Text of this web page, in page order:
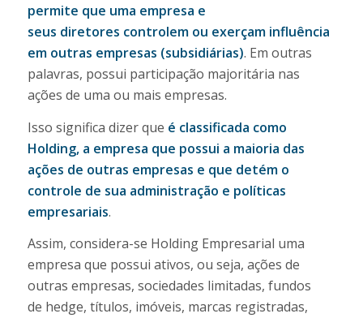
permite que uma empresa e
seus diretores controlem ou exerçam influência
em outras empresas (subsidiárias). Em outras
palavras, possui participação majoritária nas
ações de uma ou mais empresas.
Isso significa dizer que é classificada como
Holding, a empresa que possui a maioria das
ações de outras empresas e que detém o
controle de sua administração e políticas
empresariais.
Assim, considera-se Holding Empresarial uma
empresa que possui ativos, ou seja, ações de
outras empresas, sociedades limitadas, fundos
de hedge, títulos, imóveis, marcas registradas,